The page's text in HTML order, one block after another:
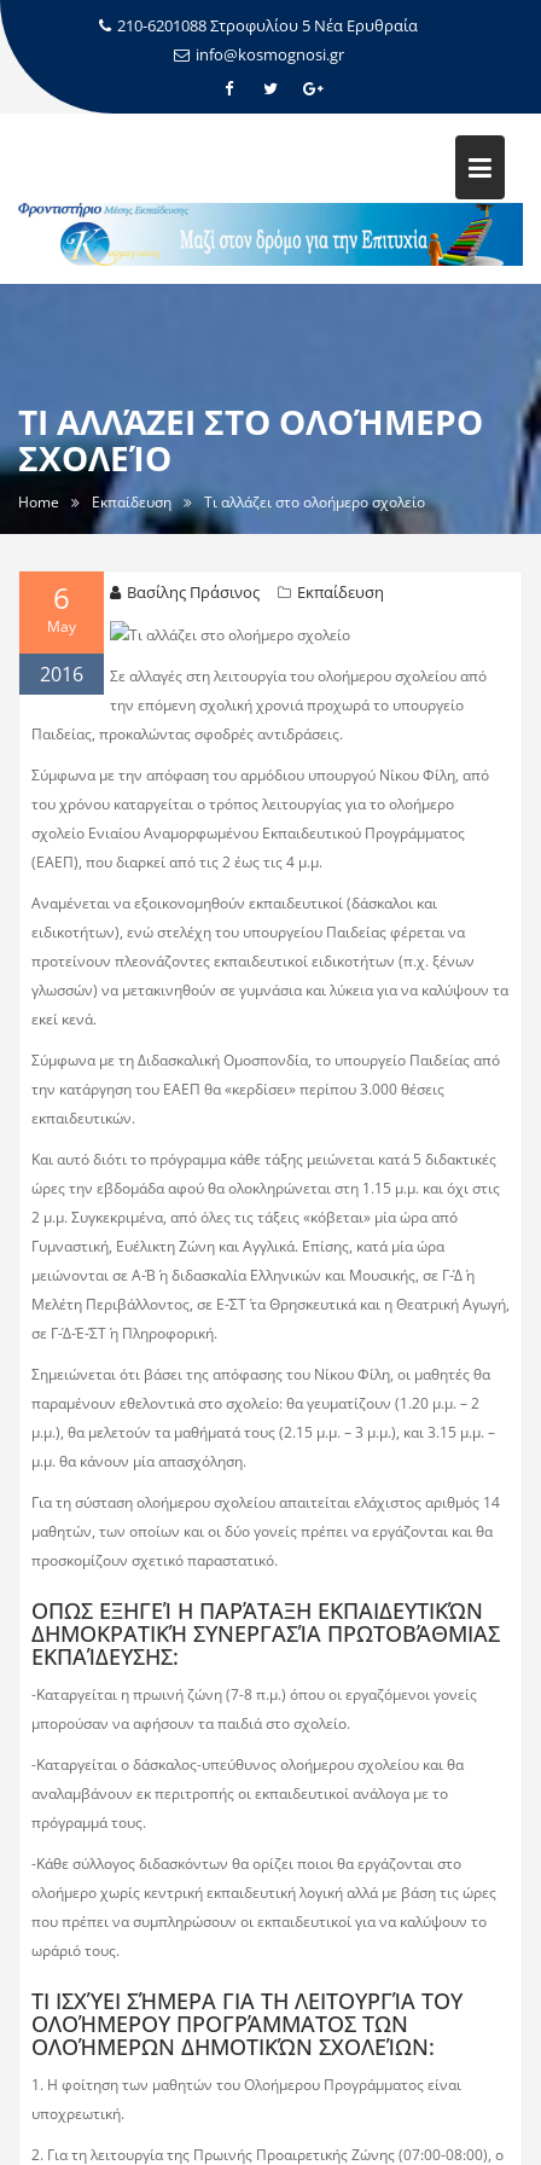
210-6201088 Στροφυλίου 5 Νέα Ερυθραία
info@kosmognosi.gr
ΤΙ ΑΛΛΆΖΕΙ ΣΤΟ ΟΛΟΉΜΕΡΟ
ΣΧΟΛΕΊΟ
Home Εκπαίδευση Τι αλλάζει στο ολοήμερο σχολείο
6
May
2016
Βασίλης Πράσινος Εκπαίδευση
Σε αλλαγές στη λειτουργία του ολοήμερου σχολείου από
την επόμενη σχολική χρονιά προχωρά το υπουργείο
Παιδείας, προκαλώντας σφοδρές αντιδράσεις.
Σύμφωνα με την απόφαση του αρμόδιου υπουργού Νίκου Φίλη, από
του χρόνου καταργείται ο τρόπος λειτουργίας για το ολοήμερο
σχολείο Ενιαίου Αναμορφωμένου Εκπαιδευτικού Προγράμματος
(ΕΑΕΠ), που διαρκεί από τις 2 έως τις 4 μ.μ.
Αναμένεται να εξοικονομηθούν εκπαιδευτικοί (δάσκαλοι και
ειδικοτήτων), ενώ στελέχη του υπουργείου Παιδείας φέρεται να
προτείνουν πλεονάζοντες εκπαιδευτικοί ειδικοτήτων (π.χ. ξένων
γλωσσών) να μετακινηθούν σε γυμνάσια και λύκεια για να καλύψουν τα
εκεί κενά.
Σύμφωνα με τη Διδασκαλική Ομοσπονδία, το υπουργείο Παιδείας από
την κατάργηση του ΕΑΕΠ θα «κερδίσει» περίπου 3.000 θέσεις
εκπαιδευτικών.
Και αυτό διότι το πρόγραμμα κάθε τάξης μειώνεται κατά 5 διδακτικές
ώρες την εβδομάδα αφού θα ολοκληρώνεται στη 1.15 μ.μ. και όχι στις
2 μ.μ. Συγκεκριμένα, από όλες τις τάξεις «κόβεται» μία ώρα από
Γυμναστική, Ευέλικτη Ζώνη και Αγγλικά. Επίσης, κατά μία ώρα
μειώνονται σε Α΄-Β΄ η διδασκαλία Ελληνικών και Μουσικής, σε Γ΄-Δ΄ η
Μελέτη Περιβάλλοντος, σε Ε΄-ΣΤ΄ τα Θρησκευτικά και η Θεατρική Αγωγή,
σε Γ΄-Δ΄-Ε΄-ΣΤ΄ η Πληροφορική.
Σημειώνεται ότι βάσει της απόφασης του Νίκου Φίλη, οι μαθητές θα
παραμένουν εθελοντικά στο σχολείο: θα γευματίζουν (1.20 μ.μ. – 2
μ.μ.), θα μελετούν τα μαθήματά τους (2.15 μ.μ. – 3 μ.μ.), και 3.15 μ.μ. –
μ.μ. θα κάνουν μία απασχόληση.
Για τη σύσταση ολοήμερου σχολείου απαιτείται ελάχιστος αριθμός 14
μαθητών, των οποίων και οι δύο γονείς πρέπει να εργάζονται και θα
προσκομίζουν σχετικό παραστατικό.
ΟΠΩΣ ΕΞΗΓΕΊ Η ΠΑΡΆΤΑΞΗ ΕΚΠΑΙΔΕΥΤΙΚΏΝ
ΔΗΜΟΚΡΑΤΙΚΉ ΣΥΝΕΡΓΑΣΊΑ ΠΡΩΤΟΒΆΘΜΙΑΣ
ΕΚΠΑΊΔΕΥΣΗΣ:
-Καταργείται η πρωινή ζώνη (7-8 π.μ.) όπου οι εργαζόμενοι γονείς
μπορούσαν να αφήσουν τα παιδιά στο σχολείο.
-Καταργείται ο δάσκαλος-υπεύθυνος ολοήμερου σχολείου και θα
αναλαμβάνουν εκ περιτροπής οι εκπαιδευτικοί ανάλογα με το
πρόγραμμά τους.
-Κάθε σύλλογος διδασκόντων θα ορίζει ποιοι θα εργάζονται στο
ολοήμερο χωρίς κεντρική εκπαιδευτική λογική αλλά με βάση τις ώρες
που πρέπει να συμπληρώσουν οι εκπαιδευτικοί για να καλύψουν το
ωράριό τους.
ΤΙ ΙΣΧΎΕΙ ΣΉΜΕΡΑ ΓΙΑ ΤΗ ΛΕΙΤΟΥΡΓΊΑ ΤΟΥ
ΟΛΟΉΜΕΡΟΥ ΠΡΟΓΡΆΜΜΑΤΟΣ ΤΩΝ
ΟΛΟΉΜΕΡΩΝ ΔΗΜΟΤΙΚΏΝ ΣΧΟΛΕΊΩΝ:
1. Η φοίτηση των μαθητών του Ολοήμερου Προγράμματος είναι
υποχρεωτική.
2. Για τη λειτουργία της Πρωινής Προαιρετικής Ζώνης (07:00-08:00), ο